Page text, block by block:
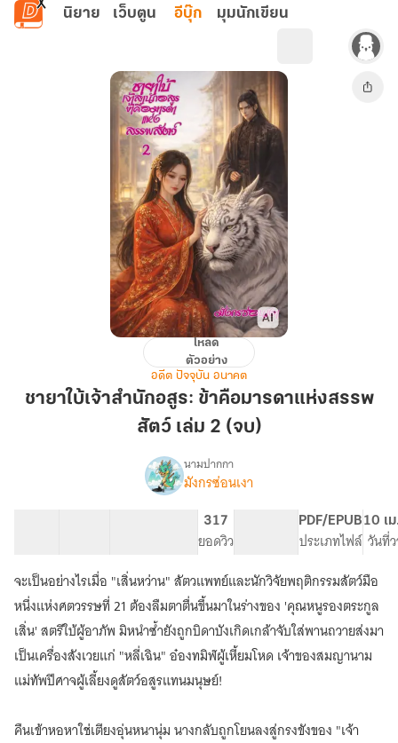
ข้ามไปยังเนื้อหาหลัก
นิยาย เว็บตูน อีบุ๊ก มุมนักเขียน
ชายา
เจ้า
อสูร:
มารดา
เล่ม
2
(จบ)
โหลด
ตัวอย่าง
อดีต ปัจจุบัน อนาคต
ชายาใบ้เจ้าสำนักอสูร: ข้าคือมารดาแห่งสรรพ
สัตว์ เล่ม 2 (จบ)
เรื่อง
ใบ้
เจ้า
สำนัก
อสูร:
ข้า
คือ
มารดา
แห่ง
สรรพ
สัตว์
นามปากกา
มังกรซ่อนเงา
317
ยอดวิว
PDF/EPUB
ประเภทไฟล์
10 เ
วันที่
จะเป็นอย่างไรเมื่อ "เสิ่นหว่าน" สัตวแพทย์และนักวิจัยพฤติกรรมสัตว์มือ
หนึ่งแห่งศตวรรษที่ 21 ต้องลืมตาตื่นขึ้นมาในร่างของ 'คุณหนูรองตระกูล
เสิ่น' สตรีใบ้ผู้อาภัพ มิหนำซ้ำยังถูกบิดาบังเกิดเกล้าจับใส่พานถวายส่งมา
เป็นเครื่องสังเวยแก่ "หลี่เฉิน" อ๋องทมิฬผู้เหี้ยมโหด เจ้าของสมญานาม
แม่ทัพปีศาจผู้เลี้ยงดูสัตว์อสูรแทนมนุษย์!
คืนเข้าหอหาใช่เตียงอุ่นหนานุ่ม นางกลับถูกโยนลงสู่กรงขังของ "เจ้า